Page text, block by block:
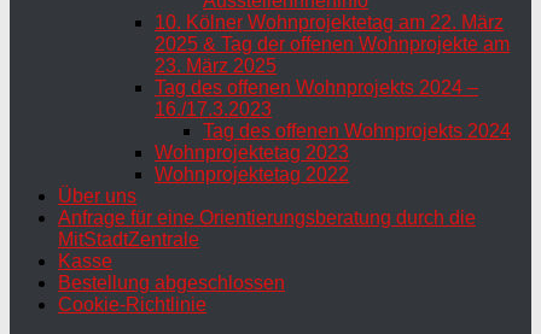
10. Kölner Wohnprojektetag am 22. März
2025 & Tag der offenen Wohnprojekte am
23. März 2025
Tag des offenen Wohnprojekts 2024 –
16./17.3.2023
Tag des offenen Wohnprojekts 2024
Wohnprojektetag 2023
Wohnprojektetag 2022
Über uns
Anfrage für eine Orientierungsberatung durch die
MitStadtZentrale
Kasse
Bestellung abgeschlossen
Cookie-Richtlinie